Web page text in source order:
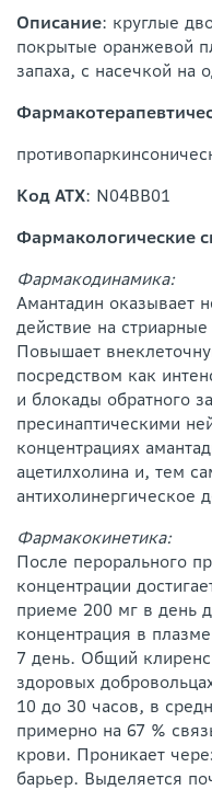
Описание: круглые
покрытые оранжевой
запаха, с насечкой на
Код ATX: N04BB01
Фармакологические
Фармакодинамика:
Амантадин оказывает
действие на
Повышает
посредством как
и блокады обратного
пресинаптическими
концентрациях
ацетилхолина и, тем
антихолинергическое
Фармакокинетика:
После перорального
концентрации
приеме 200 мг в день
концентрация в
7 день. Общий клиренс
здоровых
10 до 30 часов, в
примерно на 67 %
крови. Проникает
барьер. Выделяется